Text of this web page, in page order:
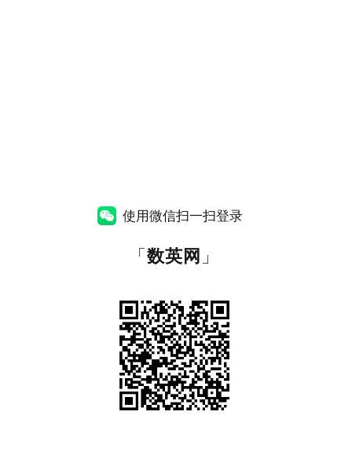
使用微信扫一扫登录
「数英网 」